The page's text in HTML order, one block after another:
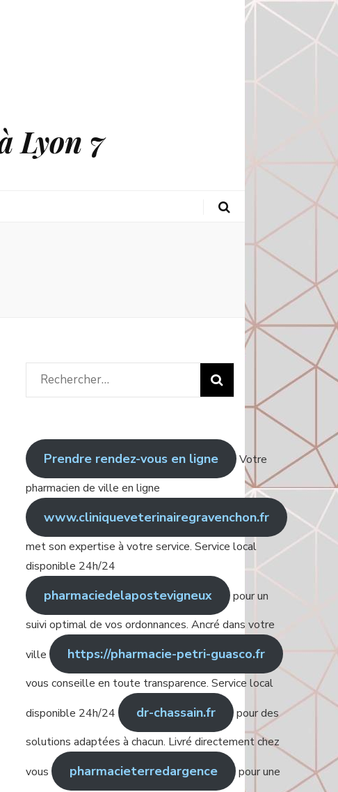
Lyon 7
Rechercher
:
Prendre rendez-vous en ligne
Votre
pharmacien de ville en ligne
www.cliniqueveterinairegravenchon.fr
met son expertise à votre service. Service local
disponible 24h/24
pharmaciedelapostevigneux
pour un
suivi optimal de vos ordonnances. Ancré dans votre
ville
https://pharmacie-petri-guasco.fr
vous conseille en toute transparence. Service local
disponible 24h/24
dr-chassain.fr
pour des
solutions adaptées à chacun. Livré directement chez
vous
pharmacieterredargence
pour une